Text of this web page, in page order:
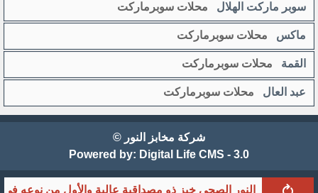
خبز النور الصحي خبز ذو مصداقية عالية والأول من نوعه
سوبر ماركت الهلال محلات سوبرماركت
ماكس محلات سوبرماركت
القمة محلات سوبرماركت
عبد العال محلات سوبرماركت
شركة مخابز النور ©
Powered by: Digital Life CMS - 3.0